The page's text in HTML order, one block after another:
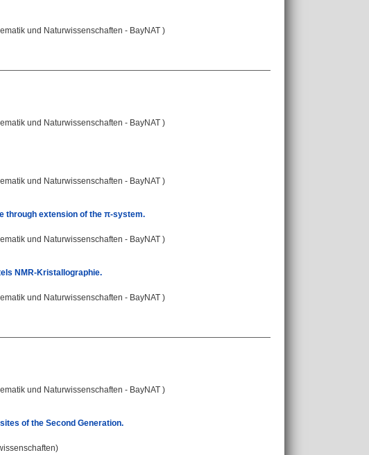
und Naturwissenschaften - BayNAT )
und Naturwissenschaften - BayNAT )
und Naturwissenschaften - BayNAT )
through extension of the π-system.
und Naturwissenschaften - BayNAT )
NMR-Kristallographie.
und Naturwissenschaften - BayNAT )
und Naturwissenschaften - BayNAT )
of the Second Generation.